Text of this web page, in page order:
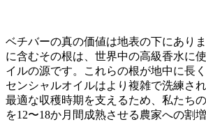
ベチバーの真の価値は地表の下にあり
に含むその根は、世界中の高級香水に
イルの源です。これらの根が地中に長
センシャルオイルはより複雑で洗練さ
最適な収穫時期を支えるため、私たち
を12〜18か月間成熟させる農家への割